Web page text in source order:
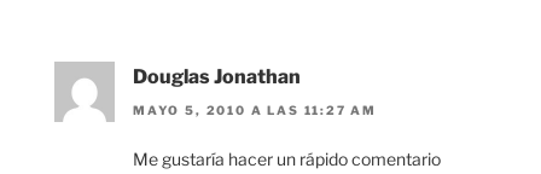
Douglas Jonathan
MAYO 5, 2010 A LAS 11:27 AM
Me gustaría hacer un rápido comentario